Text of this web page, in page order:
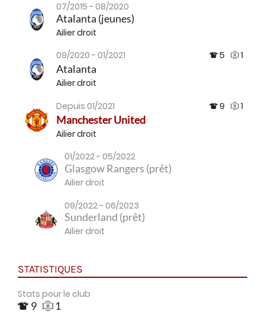
07/2015 - 08/2020
Atalanta (jeunes)
Ailier droit
09/2020 - 01/2021
5 1
Atalanta
Ailier droit
Depuis 01/2021
9 1
Manchester United
Ailier droit
01/2022 - 05/2022
Glasgow Rangers (prêt)
Ailier droit
09/2022 - 06/2023
Sunderland (prêt)
Ailier droit
STATISTIQUES
Stats pour le club
9 1